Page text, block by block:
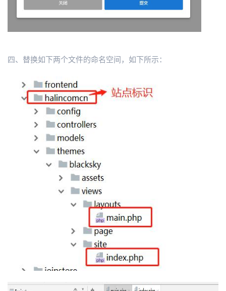
四、替换如下两个文件的命名空间，如下所示：